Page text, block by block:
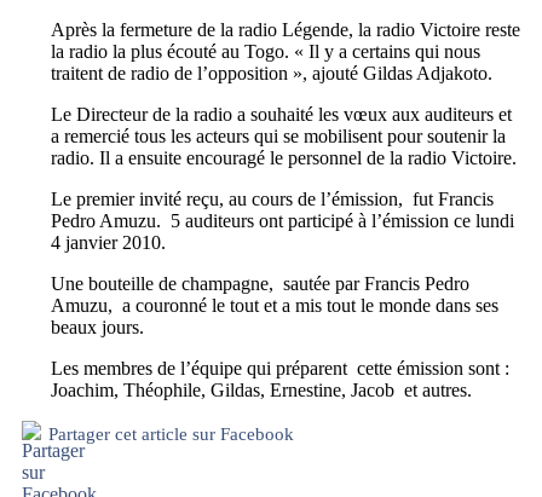
Après la fermeture de la radio Légende, la radio Victoire reste
la radio la plus écouté au Togo. « Il y a certains qui nous
traitent de radio de l’opposition », ajouté Gildas Adjakoto.
Le Directeur de la radio a souhaité les vœux aux auditeurs et
a remercié tous les acteurs qui se mobilisent pour soutenir la
radio. Il a ensuite encouragé le personnel de la radio Victoire.
Le premier invité reçu, au cours de l’émission, fut Francis
Pedro Amuzu. 5 auditeurs ont participé à l’émission ce lundi
4 janvier 2010.
Une bouteille de champagne, sautée par Francis Pedro
Amuzu, a couronné le tout et a mis tout le monde dans ses
beaux jours.
Les membres de l’équipe qui préparent cette émission sont :
Joachim, Théophile, Gildas, Ernestine, Jacob et autres.
Partager cet article sur Facebook